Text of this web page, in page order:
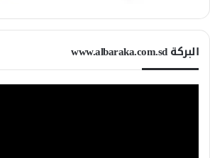
البركة www.albaraka.com.sd